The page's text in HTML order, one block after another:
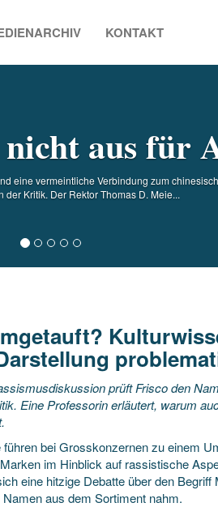
KONTAKT
aus für
eine vermeintliche Verbindung zum
der Kritik. Der Rektor Thomas D. Meie...
prüft Frisco den
Eine Professorin erläutert, warum
bei Grosskonzernen zu einem
im Hinblick auf rassistische
eine hitzige Debatte über den
aus dem Sortiment nahm.